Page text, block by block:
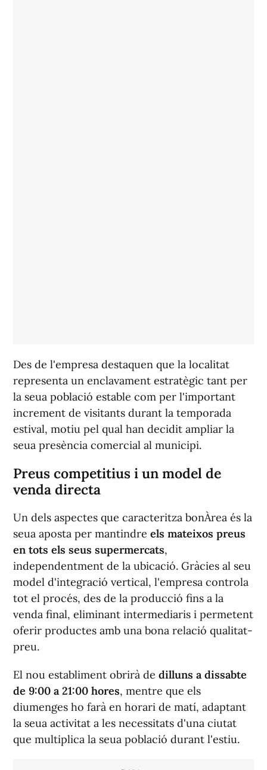
Des de l'empresa destaquen que la localitat
representa un enclavament estratègic tant per
la seua població estable com per l'important
increment de visitants durant la temporada
estival, motiu pel qual han decidit ampliar la
seua presència comercial al municipi.
Preus competitius i un model de
venda directa
Un dels aspectes que caracteritza bonÀrea és la
seua aposta per mantindre els mateixos preus
en tots els seus supermercats,
independentment de la ubicació. Gràcies al seu
model d'integració vertical, l'empresa controla
tot el procés, des de la producció fins a la
venda final, eliminant intermediaris i permetent
oferir productes amb una bona relació qualitat-
preu.
El nou establiment obrirà de dilluns a dissabte
de 9:00 a 21:00 hores, mentre que els
diumenges ho farà en horari de matí, adaptant
la seua activitat a les necessitats d'una ciutat
que multiplica la seua població durant l'estiu.